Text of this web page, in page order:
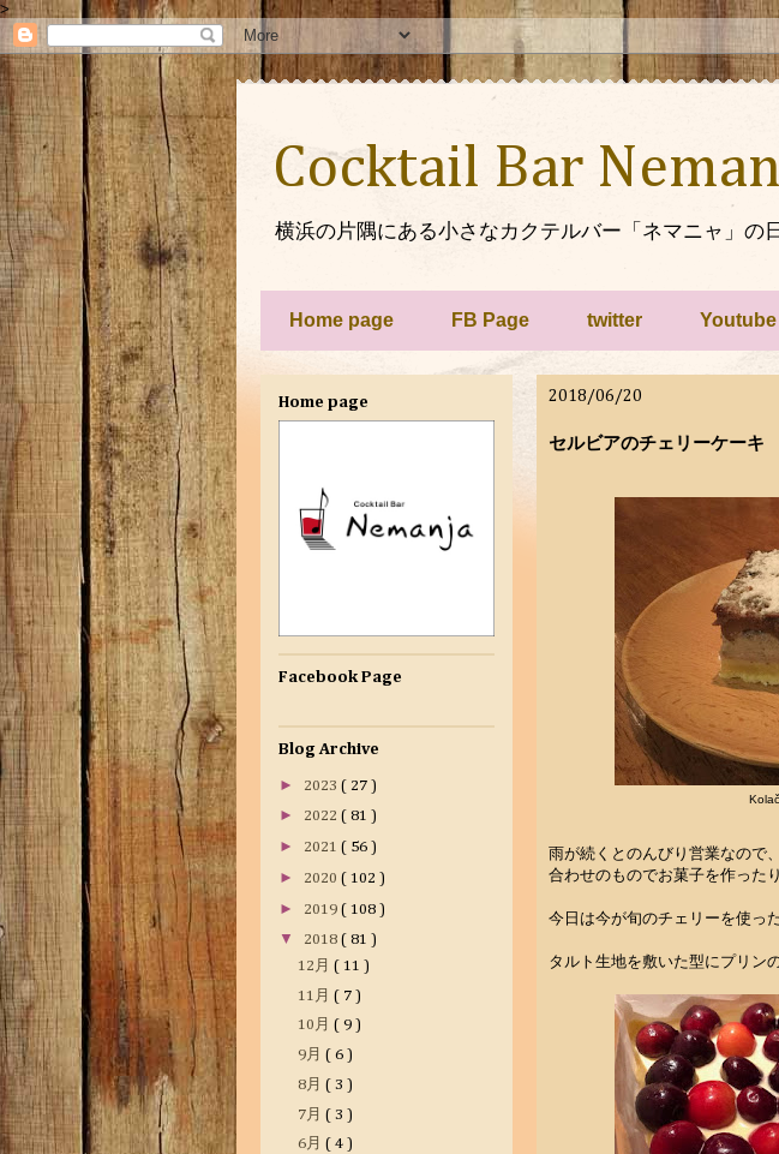
>
Cocktail Bar
横浜の片隅にある小さなカクテルバー「ネマニャ」の
Home page FB Page twitter Youtube
2018/06/20
セルビアのチェリーケーキ
雨が続くとのんびり営業なので
合わせのものでお菓子を作った
今日は今が旬のチェリーを使っ
タルト生地を敷いた型にプリン
Home page
Facebook Page
Blog Archive
► 2023 ( 27 )
► 2022 ( 81 )
► 2021 ( 56 )
► 2020 ( 102 )
► 2019 ( 108 )
▼ 2018 ( 81 )
12月 ( 11 )
11月 ( 7 )
10月 ( 9 )
9月 ( 6 )
8月 ( 3 )
7月 ( 3 )
6月 ( 4 )